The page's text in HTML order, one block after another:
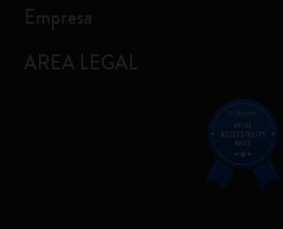
Empresa
AREA LEGAL